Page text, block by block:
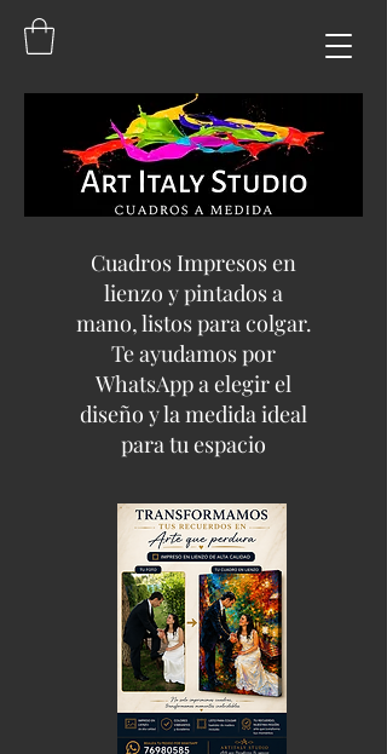
Cuadros Impresos en
lienzo y pintados a
mano, listos para colgar.
Te ayudamos por
WhatsApp a elegir el
diseño y la medida ideal
para tu espacio